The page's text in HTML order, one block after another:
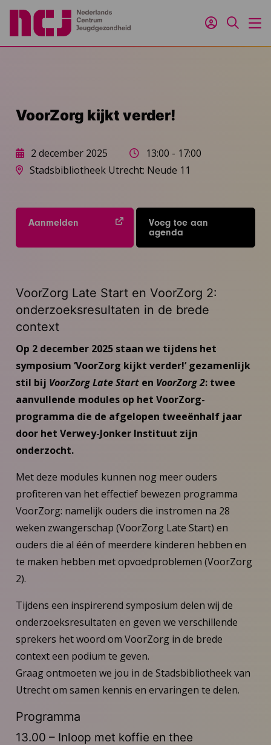
Inloggen
Zoeken
VoorZorg kijkt verder!
2 december 2025
13:00 - 17:00
Stadsbibliotheek Utrecht: Neude 11
Aanmelden
Voeg toe aan
agenda
VoorZorg Late Start en VoorZorg 2:
onderzoeksresultaten in de brede
context
Op 2 december 2025 staan we tijdens het
symposium ‘VoorZorg kijkt verder!’ gezamenlijk
stil bij VoorZorg Late Starten VoorZorg 2: twee
aanvullende modules op het VoorZorg-
programma die de afgelopen tweeënhalf jaar
door het Verwey-Jonker Instituut zijn
onderzocht.
Met deze modules kunnen nog meer ouders
profiteren van het effectief bewezen programma
VoorZorg: namelijk ouders die instromen na 28
weken zwangerschap (VoorZorg Late Start) en
ouders die al één of meerdere kinderen hebben en
te maken hebben met opvoedproblemen (VoorZorg
2).
Tijdens een inspirerend symposium delen wij de
onderzoeksresultaten en geven we verschillende
sprekers het woord om VoorZorg in de brede
context een podium te geven.
Graag ontmoeten we jou in de Stadsbibliotheek van
Utrecht om samen kennis en ervaringen te delen.
Programma
13.00 – Inloop met koffie en thee